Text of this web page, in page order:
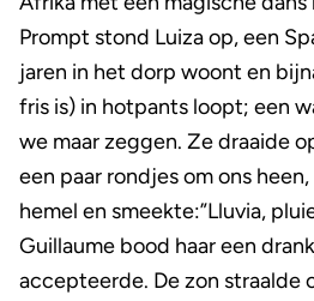
Prompt stond Luiza op, een
jaren in het dorp woont en
fris is) in hotpants loopt; een
we maar zeggen. Ze draaide
een paar rondjes om ons
hemel en smeekte:”Lluvia,
Guillaume bood haar een
accepteerde. De zon straalde